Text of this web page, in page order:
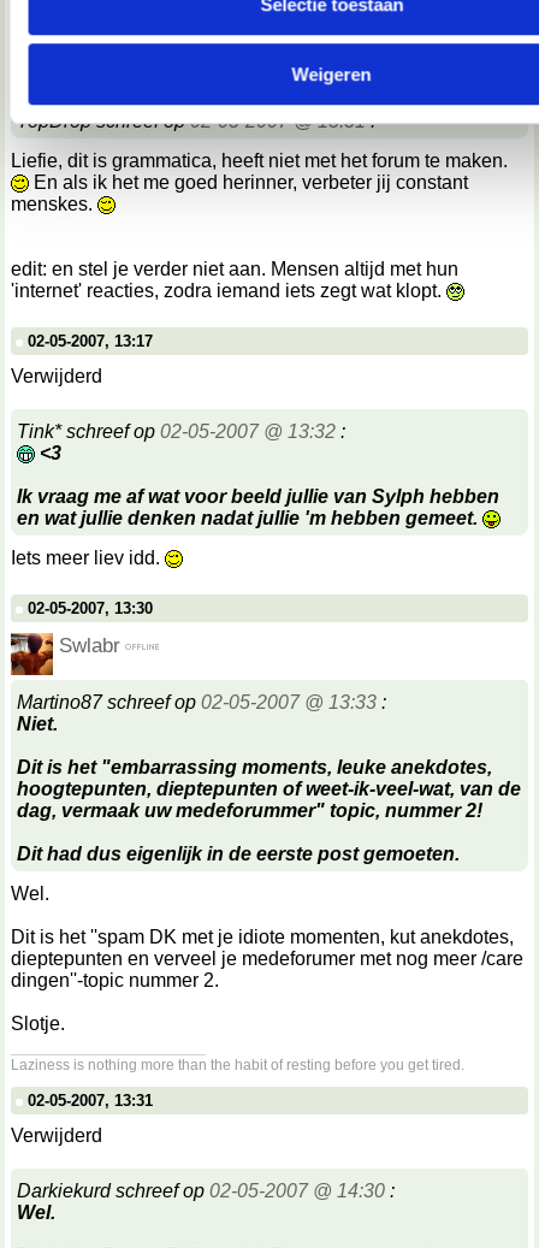
67 derdendie uw gegevens kunnen
en verwerken.
Weigeren
02-05-2007, 13:14
TopDrop schreef op02-05-2007 @ 13:31:
Liefie, dit is grammatica, heeft niet met het forum te maken.
En als ik het me goed herinner, verbeter jij constant
menskes.
edit: en stel je verder niet aan. Mensen altijd met hun
'internet' reacties, zodra iemand iets zegt wat klopt.
02-05-2007, 13:17
Verwijderd
Tink* schreef op 02-05-2007 @ 13:32 :
<3
Ik vraag me af wat voor beeld jullie van Sylph hebben
en wat jullie denken nadat jullie 'm hebben gemeet.
Iets meer liev idd.
02-05-2007, 13:30
Swlabr
Martino87 schreef op 02-05-2007 @ 13:33 :
Niet.
Dit is het "embarrassing moments, leuke anekdotes,
hoogtepunten, dieptepunten of weet-ik-veel-wat, van de
dag, vermaak uw medeforummer" topic, nummer 2!
Dit had dus eigenlijk in de eerste post gemoeten.
Wel.
Dit is het ''spam DK met je idiote momenten, kut anekdotes,
dieptepunten en verveel je medeforumer met nog meer /care
dingen''-topic nummer 2.
Slotje.
Laziness is nothing more than the habit of resting before you get tired.
02-05-2007, 13:31
Verwijderd
Darkiekurd schreef op 02-05-2007 @ 14:30 :
Wel.